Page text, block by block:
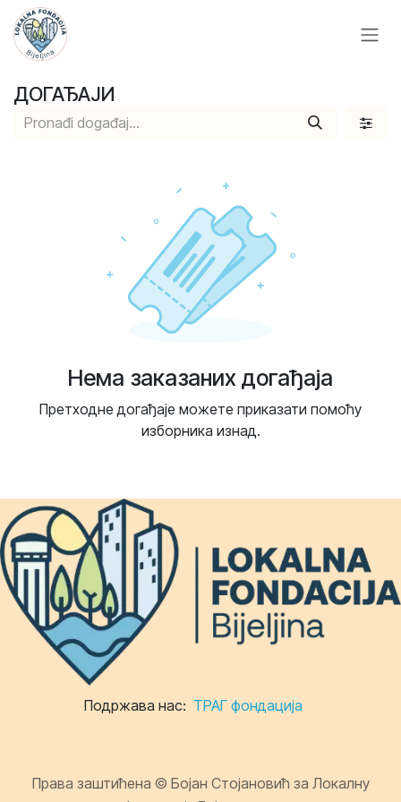
Skip to Content
ДОГАЂАЈИ
Нема заказаних догађаја
Претходне догађаје можете приказати помоћу
изборника изнад.
Подржава нас: ТРАГ фондација
Права заштићена © Бојан Стојановић за Локалну